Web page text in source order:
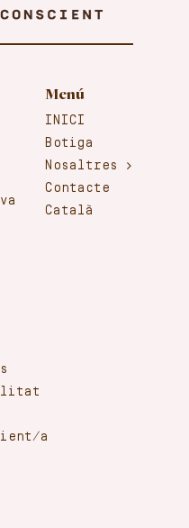
Menú
INICI
Botiga
Nosaltres
Contacte
Català
a